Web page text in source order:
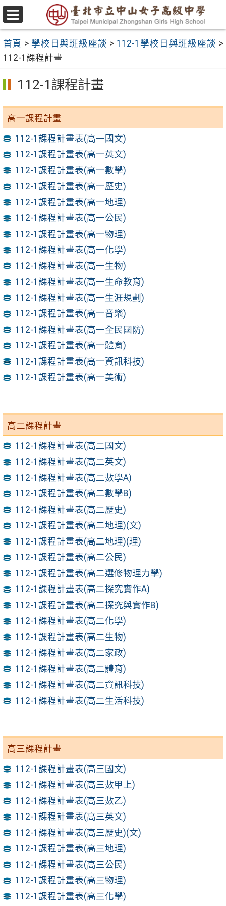
跳
至
要
內
容
區
選
單
首頁 > 學校日與班級座談 > 112-1學校日與班級座談 >
112-1課程計畫
112-1課程計畫
高一課程計畫
112-1課程計畫表(高一國文)
112-1課程計畫表(高一英文)
112-1課程計畫表(高一數學)
112-1課程計畫表(高一歷史)
112-1課程計畫表(高一地理)
112-1課程計畫表(高一公民)
112-1課程計畫表(高一物理)
112-1課程計畫表(高一化學)
112-1課程計畫表(高一生物)
112-1課程計畫表(高一生命教育)
112-1課程計畫表(高一生涯規劃)
112-1課程計畫表(高一音樂)
112-1課程計畫表(高一全民國防)
112-1課程計畫表(高一體育)
112-1課程計畫表(高一資訊科技)
112-1課程計畫表(高一美術)
高二課程計畫
112-1課程計畫表(高二國文)
112-1課程計畫表(高二英文)
112-1課程計畫表(高二數學A)
112-1課程計畫表(高二數學B)
112-1課程計畫表(高二歷史)
112-1課程計畫表(高二地理)(文)
112-1課程計畫表(高二地理)(理)
112-1課程計畫表(高二公民)
112-1課程計畫表(高二選修物理力學)
112-1課程計畫表(高二探究實作A)
112-1課程計畫表(高二探究與實作B)
112-1課程計畫表(高二化學)
112-1課程計畫表(高二生物)
112-1課程計畫表(高二家政)
112-1課程計畫表(高二體育)
112-1課程計畫表(高二資訊科技)
112-1課程計畫表(高二生活科技)
高三課程計畫
112-1課程計畫表(高三國文)
112-1課程計畫表(高三數甲上)
112-1課程計畫表(高三數乙)
112-1課程計畫表(高三英文)
112-1課程計畫表(高三歷史)(文)
112-1課程計畫表(高三地理)
112-1課程計畫表(高三公民)
112-1課程計畫表(高三物理)
112-1課程計畫表(高三化學)